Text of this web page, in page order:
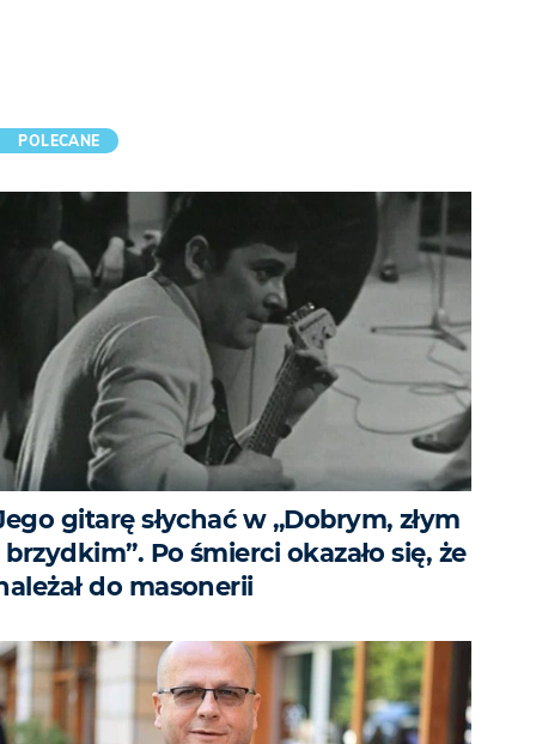
POLECANE
gitarę słychać w „Dobrym, złym
brzydkim”. Po śmierci okazało się, że
do masonerii